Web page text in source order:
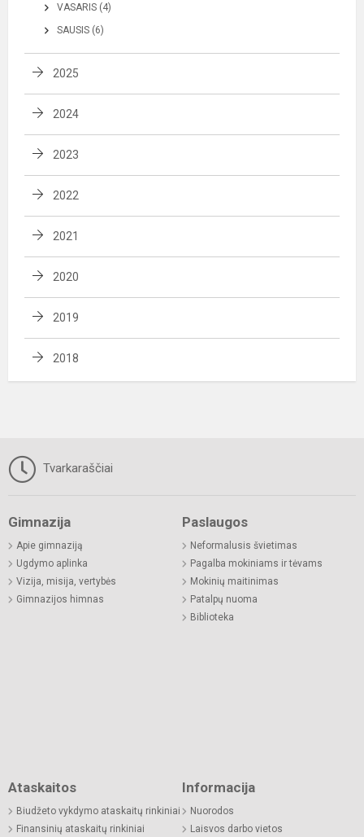
VASARIS (4)
SAUSIS (6)
2025
2024
2023
2022
2021
2020
2019
2018
Tvarkaraščiai
Gimnazija
Apie gimnaziją
Ugdymo aplinka
Vizija, misija, vertybės
Gimnazijos himnas
Paslaugos
Neformalusis švietimas
Pagalba mokiniams ir tėvams
Mokinių maitinimas
Patalpų nuoma
Biblioteka
Ataskaitos
Biudžeto vykdymo ataskaitų rinkiniai
Finansinių ataskaitų rinkiniai
Informacija
Nuorodos
Laisvos darbo vietos